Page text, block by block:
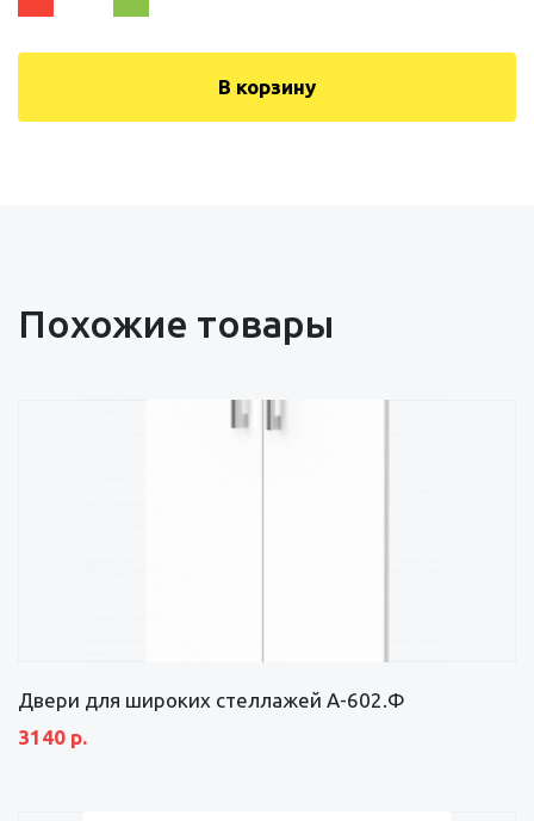
В корзину
Похожие товары
Двери для широких стеллажей А-602.Ф
3140 р.